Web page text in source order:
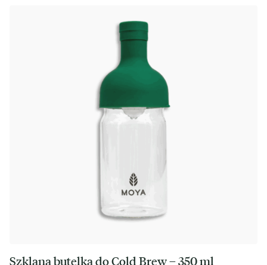
Szklana butelka do Cold Brew – 350 ml